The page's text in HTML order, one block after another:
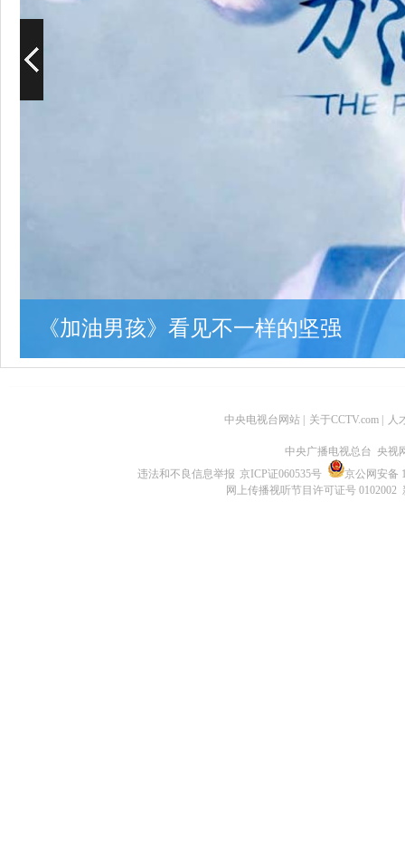
《加油男孩》看见不一样的坚强
中央电视台网站 关于CCTV.com 人
中央广播电视总台 央视
违法和不良信息举报 京ICP证060535号
京公网安备
网上传播视听节目许可证号 0102002